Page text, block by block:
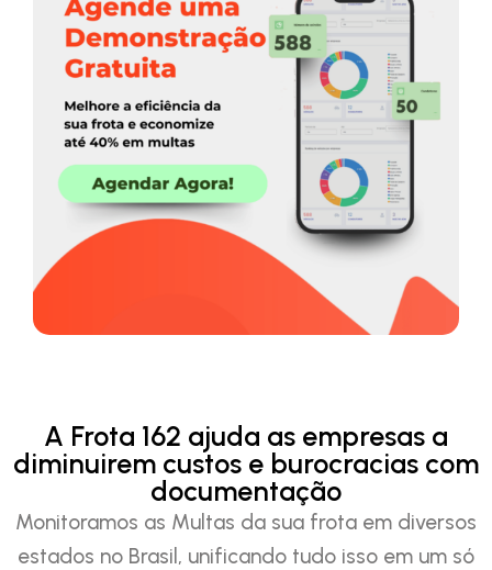
A Frota 162 ajuda as empresas a
diminuirem custos e burocracias com
documentação
Monitoramos as Multas da sua frota em diversos
estados no Brasil, unificando tudo isso em um só